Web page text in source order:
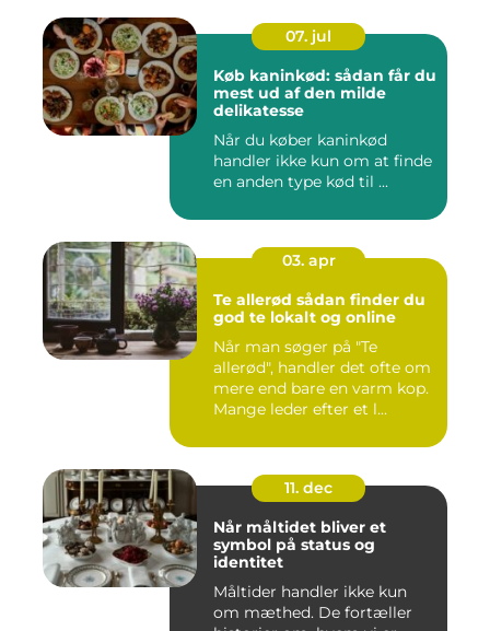
07. jul
Køb kaninkød: sådan får du
mest ud af den milde
delikatesse
Når du køber kaninkød
handler ikke kun om at finde
en anden type kød til ...
03. apr
Te allerød sådan finder du
god te lokalt og online
Når man søger på "Te
allerød", handler det ofte om
mere end bare en varm kop.
Mange leder efter et l...
11. dec
Når måltidet bliver et
symbol på status og
identitet
Måltider handler ikke kun
om mæthed. De fortæller